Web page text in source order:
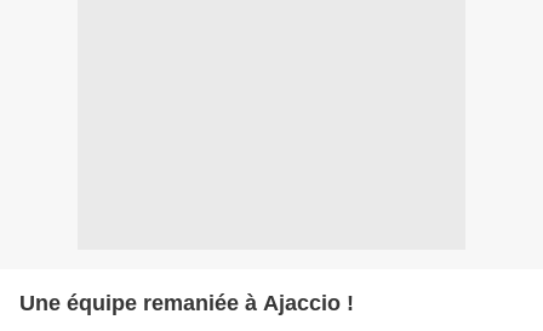
Une équipe remaniée à Ajaccio !